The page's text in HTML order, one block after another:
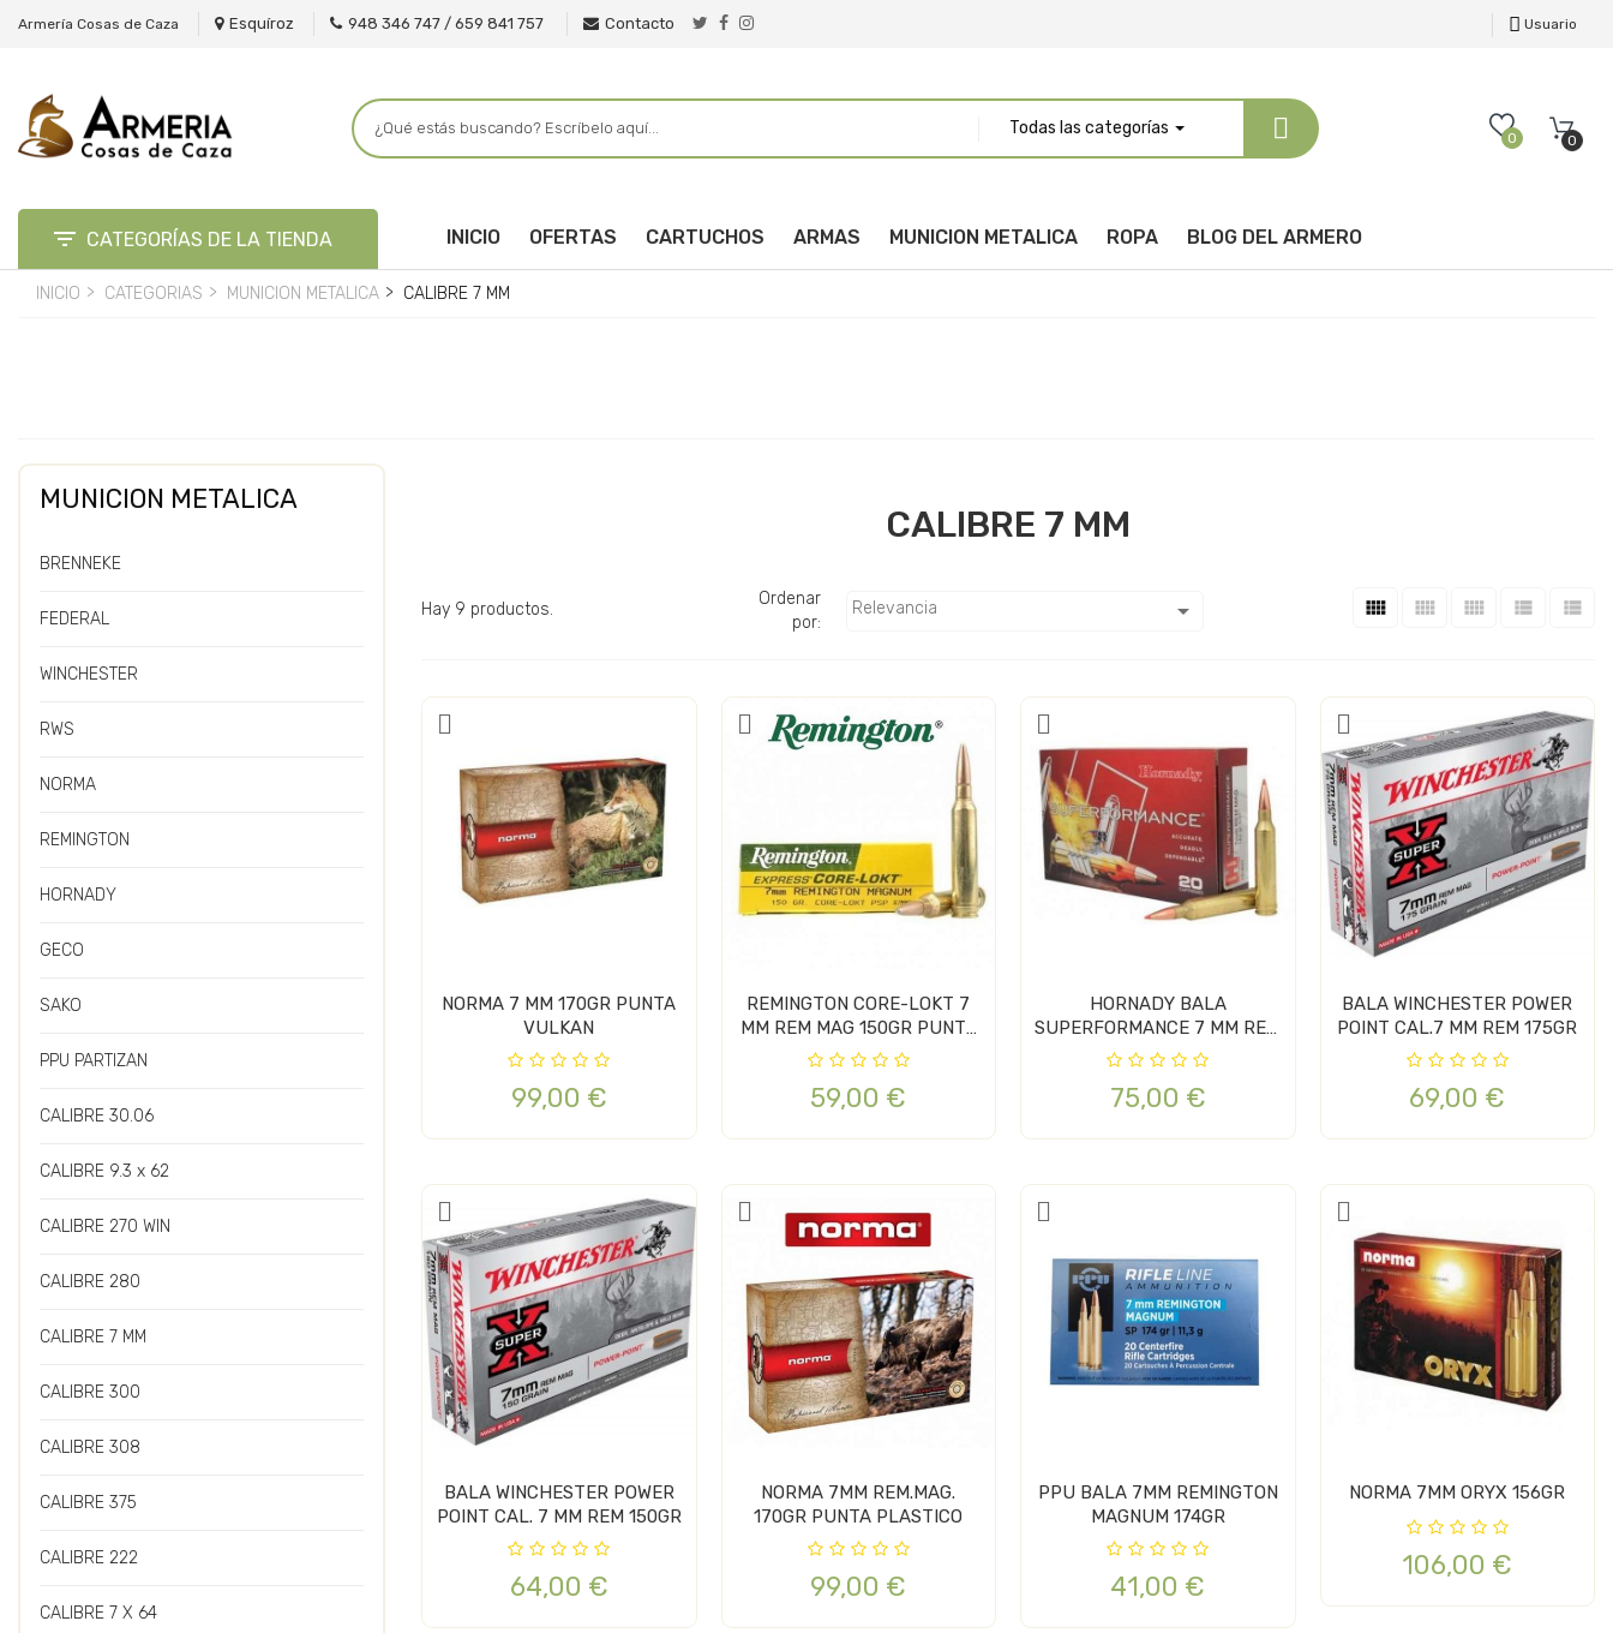
Armería Cosas de Caza Esquíroz 948 346 747 / 659 841 757 Contacto Usuario
Todas las categorías
0 0
 CATEGORÍAS DE LA TIENDA INICIO OFERTAS CARTUCHOS ARMAS MUNICION METALICA ROPA BLOG DEL ARMERO
INICIO CATEGORIAS MUNICION METALICA CALIBRE 7 MM
MUNICION METALICA
BRENNEKE
FEDERAL
WINCHESTER
RWS
NORMA
REMINGTON
HORNADY
GECO
SAKO
PPU PARTIZAN
CALIBRE 30.06
CALIBRE 9.3 x 62
CALIBRE 270 WIN
CALIBRE 280
CALIBRE 7 MM
CALIBRE 300
CALIBRE 308
CALIBRE 375
CALIBRE 222
CALIBRE 7 X 64
CALIBRE 7 MM
    
Hay 9 productos.
Ordenar
por:
Relevancia 
NORMA 7 MM 170GR PUNTA
VULKAN
99,00 €
REMINGTON CORE-LOKT 7
MM REM MAG 150GR PUNTA
PSP
59,00 €
HORNADY BALA
SUPERFORMANCE 7 MM REM
154GR SST
75,00 €
BALA WINCHESTER POWER
POINT CAL.7 MM REM 175GR
69,00 €
BALA WINCHESTER POWER
POINT CAL. 7 MM REM 150GR
64,00 €
NORMA 7MM REM.MAG.
170GR PUNTA PLASTICO
99,00 €
PPU BALA 7MM REMINGTON
MAGNUM 174GR
41,00 €
NORMA 7MM ORYX 156GR
106,00 €